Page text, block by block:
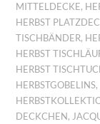
MITTELDECKE,
HERBST
TISCHBÄNDER,
HERBST
HERBST
HERBSTGOBELINS,
DECKCHEN,